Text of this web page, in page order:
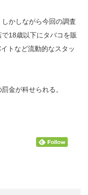
かしながら今回の調査
18歳以下にタバコを販
トなど流動的なスタッ
金が科せられる。